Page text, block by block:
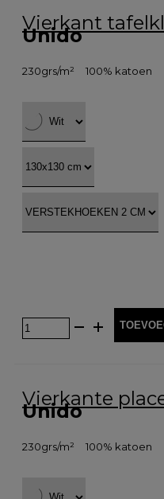
Vierkant
Unido
230grs/m² 100% katoen
Vierkante
Unido
230grs/m² 100% katoen